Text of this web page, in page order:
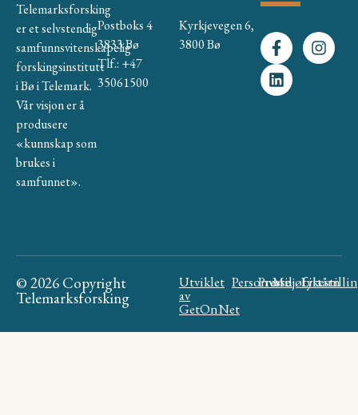
Telemarksforsking
er et selvstendig
samfunnsvitenskapelig
forskingsinstitutt
i Bø i Telemark.
Vår visjon er å
produsere
«kunnskap som
brukes i
samfunnet».
Postboks 4
3833 Bø
Tlf.: +47
35061500
Kyrkjevegen 6,
3800 Bø
© 2026 Copyright
Telemarksforsking
Utviklet
av
GetOnNet
Personvern
Presse
Miljøfyrtårn